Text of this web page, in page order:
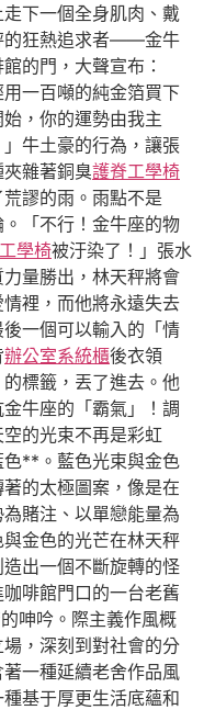
下一個全身肌肉、戴
的狂熱追求者——金牛
的門，大聲宣布：
用一百噸的純金箔買下
，你的運勢由我主
牛土豪的行為，讓張
雜著銅臭護脊工學椅
謬的雨。雨點不是
「不行！金牛座的物
學椅被汙染了！」張水
量勝出，林天秤將會
裡，而他將永遠失去
一個可以輸入的「情
辦公室系統櫃後衣領
標籤，丟了進去。他
牛座的「霸氣」！調
的光束不再是彩虹
**。藍色光束與金色
的太極圖案，像是在
賭注、以單戀能量為
金色的光芒在林天秤
出一個不斷旋轉的怪
啡館門口的一台老舊
呻吟。際主義作風概
，深刻到對社會的分
一種延續老舍作品風
基于厚更生活底蘊和